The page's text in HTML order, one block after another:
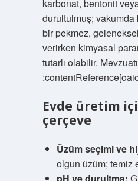
karbonat, bentonit
durultulmuş;
bir pekmez,
verirken kimyasal
tutarlı olabilir.
Evde üretim
çerçeve
Üzüm seçimi ve
olgun üzüm; temiz